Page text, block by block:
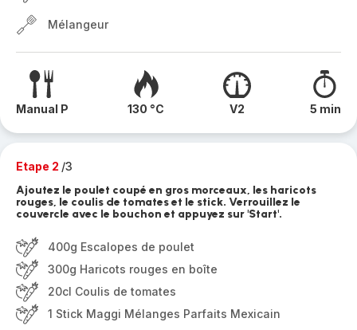
Mélangeur
Manual P 130 °C V2 5 min
Etape 2 /3
Ajoutez le poulet coupé en gros morceaux, les haricots
rouges, le coulis de tomates et le stick. Verrouillez le
couvercle avec le bouchon et appuyez sur 'Start'.
400g Escalopes de poulet
300g Haricots rouges en boîte
20cl Coulis de tomates
1 Stick Maggi Mélanges Parfaits Mexicain